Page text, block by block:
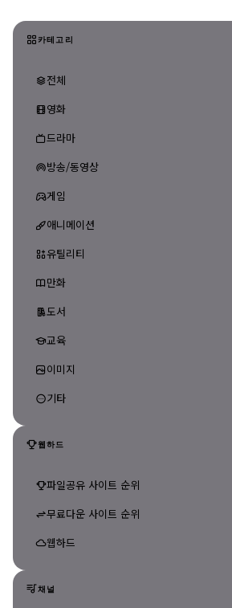
카테고리
전체
영화
드라마
방송/동영상
게임
애니메이션
유틸리티
만화
도서
교육
이미지
기타
웹하드
파일공유 사이트 순위
무료다운 사이트 순위
웹하드
채널